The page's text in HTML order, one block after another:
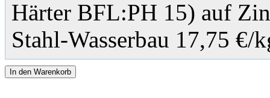
In den Warenkorb